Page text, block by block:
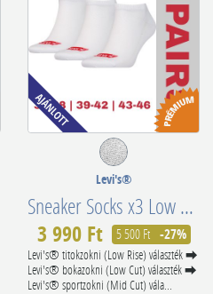
Levi's®
Sneaker Socks x3 Low Cut Batwing Logo 701224672005
3 990 Ft 5 500 Ft -27%
Levi's® titokzokni (Low Rise) választék ⮕
Levi's® bokazokni (Low Cut) választék ⮕
Levi's® sportzokni (Mid Cut) vála...